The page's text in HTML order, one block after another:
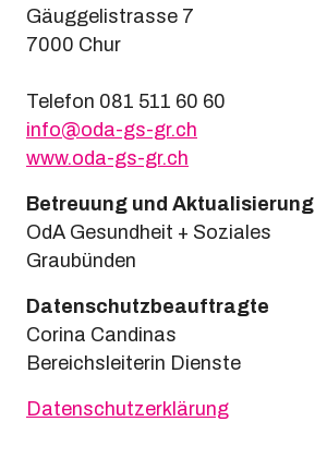
Gäuggelistrasse 7
7000 Chur
Telefon 081 511 60 60
info@oda-gs-gr.ch
www.oda-gs-gr.ch
Betreuung und Aktualisierung
OdA Gesundheit + Soziales
G raubünden
Datenschutzbeauftragte
Corina Candinas
Bereichsleiterin Dienste
D atenschutzerklärung